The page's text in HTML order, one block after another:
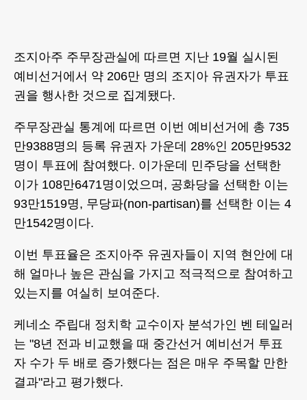
조지아주 주무장관실에 따르면 지난 19월 실시된
예비선거에서 약 206만 명의 조지아 유권자가 투표
권을 행사한 것으로 집계됐다.
주무장관실 통계에 따르면 이번 예비선거에 총 735
만9388명의 등록 유권자 가운데 28%인 205만9532
명이 투표에 참여했다. 이가운데 민주당을 선택한
이가 108만6471명이었으며, 공화당을 선택한 이는
93만1519명, 무당파(non-partisan)를 선택한 이는 4
만1542명이다.
이번 투표율은 조지아주 유권자들이 지역 현안에 대
해 얼마나 높은 관심을 가지고 적극적으로 참여하고
있는지를 여실히 보여준다.
케네소 주립대 정치학 교수이자 분석가인 벤 테일러
는 "8년 전과 비교했을 때 중간선거 예비선거 투표
자 수가 두 배로 증가했다는 점은 매우 주목할 만한
결과"라고 평가했다.